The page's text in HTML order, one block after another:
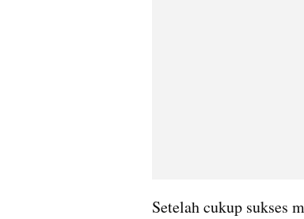
Setelah cukup sukses